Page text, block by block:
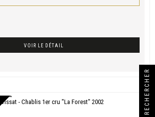
VOIR LE DÉTAIL
RECHERCHER